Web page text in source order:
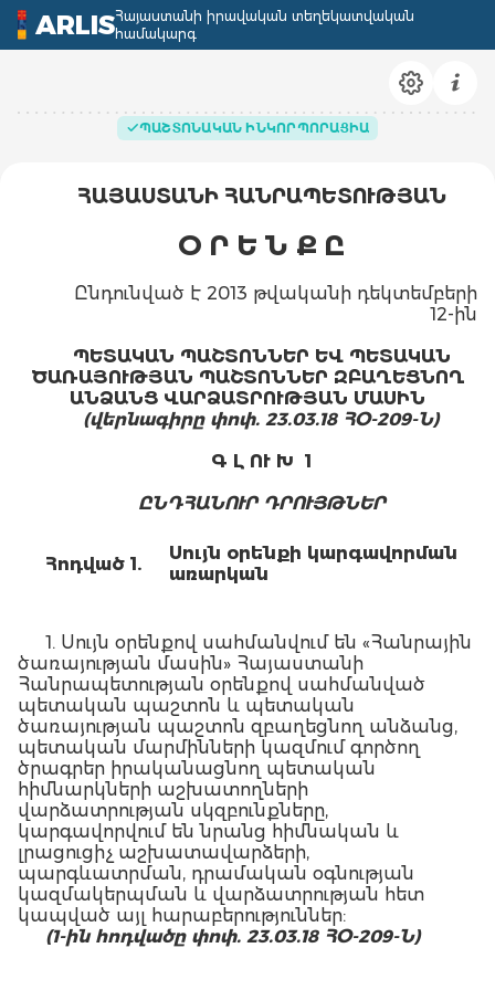
ARLISՀայաստանի իրավական տեղեկատվական
համակարգ
ՊԱՇՏՈՆԱԿԱՆ ԻՆԿՈՐՊՈՐԱՑԻԱ
ՀԱՅԱՍՏԱՆԻ ՀԱՆՐԱՊԵՏՈՒԹՅԱՆ
Օ Ր Ե Ն Ք Ը
Ընդունված է 2013 թվականի դեկտեմբերի
12-ին
ՊԵՏԱԿԱՆ ՊԱՇՏՈՆՆԵՐ ԵՎ ՊԵՏԱԿԱՆ
ԾԱՌԱՅՈՒԹՅԱՆ ՊԱՇՏՈՆՆԵՐ ԶԲԱՂԵՑՆՈՂ
ԱՆՁԱՆՑ ՎԱՐՁԱՏՐՈՒԹՅԱՆ ՄԱՍԻՆ
(վերնագիրը փոփ. 23.03.18 ՀՕ-209-Ն)
Գ Լ ՈՒ Խ 1
ԸՆԴՀԱՆՈՒՐ ԴՐՈՒՅԹՆԵՐ
Հոդված 1.
Սույն օրենքի կարգավորման
առարկան
1. Սույն օրենքով սահմանվում են «Հանրային
ծառայության մասին» Հայաստանի
Հանրապետության օրենքով սահմանված
պետական պաշտոն և պետական
ծառայության պաշտոն զբաղեցնող անձանց,
պետական մարմինների կազմում գործող
ծրագրեր իրականացնող պետական
հիմնարկների աշխատողների
վարձատրության սկզբունքները,
կարգավորվում են նրանց հիմնական և
լրացուցիչ աշխատավարձերի,
պարգևատրման, դրամական օգնության
կազմակերպման և վարձատրության հետ
կապված այլ հարաբերություններ:
(1-ին հոդվածը փոփ. 23.03.18 ՀՕ-209-Ն)